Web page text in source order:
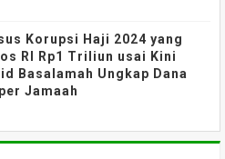
Korupsi Haji 2024 yang
RI Rp1 Triliun usai Kini
Basalamah Ungkap Dana
Jamaah